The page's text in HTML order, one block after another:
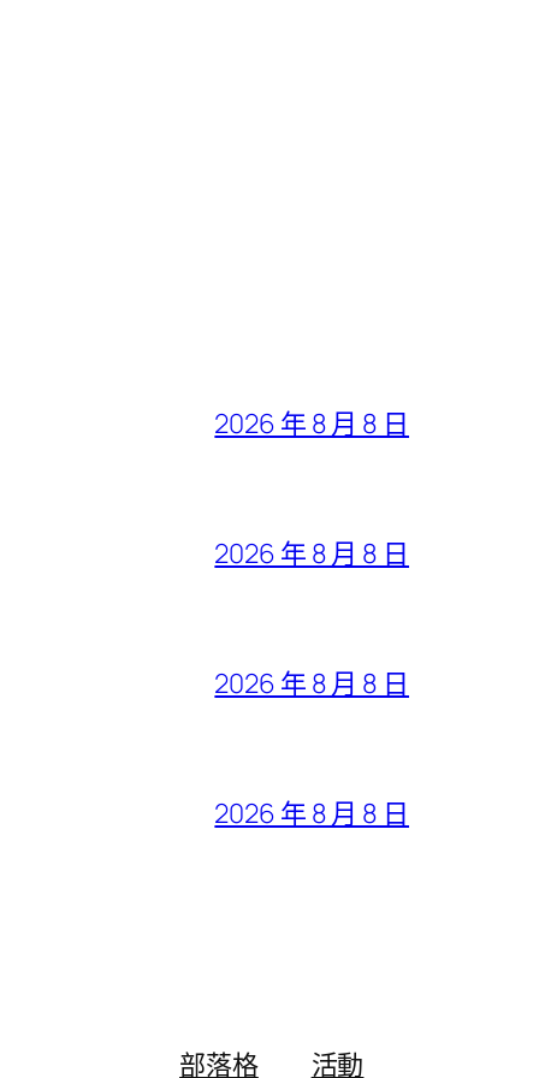
2026 年 8 月 8 日
2026 年 8 月 8 日
2026 年 8 月 8 日
2026 年 8 月 8 日
部落格 活動